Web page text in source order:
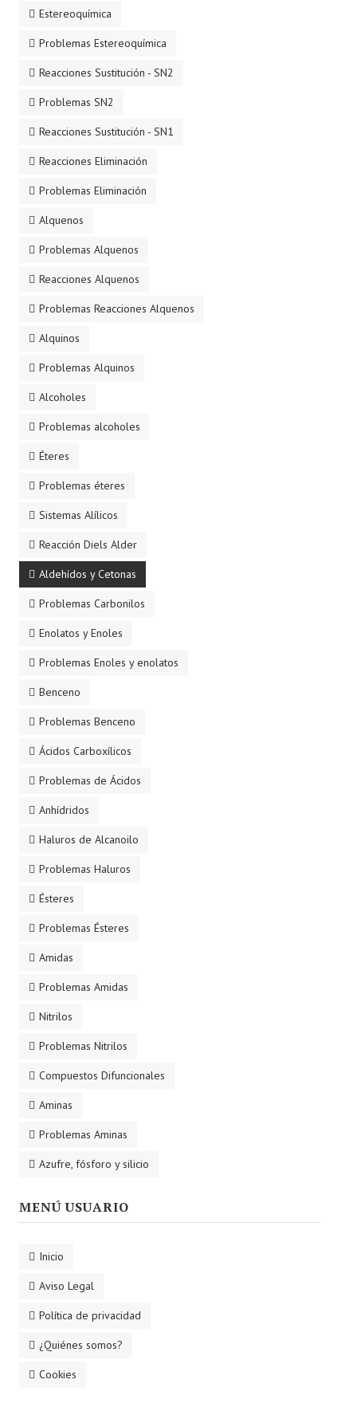
Estereoquímica
Problemas Estereoquímica
Reacciones Sustitución - SN2
Problemas SN2
Reacciones Sustitución - SN1
Reacciones Eliminación
Problemas Eliminación
Alquenos
Problemas Alquenos
Reacciones Alquenos
Problemas Reacciones Alquenos
Alquinos
Problemas Alquinos
Alcoholes
Problemas alcoholes
Éteres
Problemas éteres
Sistemas Alílicos
Reacción Diels Alder
Aldehídos y Cetonas
Problemas Carbonilos
Enolatos y Enoles
Problemas Enoles y enolatos
Benceno
Problemas Benceno
Ácidos Carboxílicos
Problemas de Ácidos
Anhídridos
Haluros de Alcanoilo
Problemas Haluros
Ésteres
Problemas Ésteres
Amidas
Problemas Amidas
Nitrilos
Problemas Nitrilos
Compuestos Difuncionales
Aminas
Problemas Aminas
Azufre, fósforo y silicio
MENÚ USUARIO
Inicio
Aviso Legal
Política de privacidad
¿Quiénes somos?
Cookies